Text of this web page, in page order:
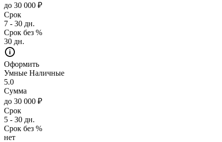
до 30 000 ₽
Срок
7 - 30 дн.
Срок без %
30 дн.
Оформить
Умные Наличные
5.0
Сумма
до 30 000 ₽
Срок
5 - 30 дн.
Срок без %
нет